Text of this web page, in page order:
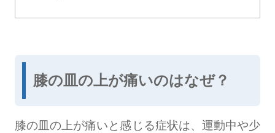
膝の皿の上が痛いのはなぜ？
膝の皿の上が痛いと感じる症状は、運動中や少